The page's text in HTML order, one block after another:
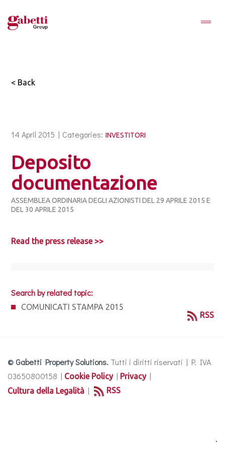
< Back
14 April 2015 | Categories: INVESTITORI
Deposito
documentazione
ASSEMBLEA ORDINARIA DEGLI AZIONISTI DEL 29 APRILE 2015 E
DEL 30 APRILE 2015
Read the press release >>
Search by related topic:
COMUNICATI STAMPA 2015
RSS
© Gabetti Property Solutions. Tutti i diritti riservati | P. IVA
03650800158 | Cookie Policy| Privacy|
Cultura della Legalità | RSS